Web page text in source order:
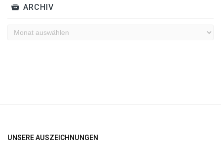
ARCHIV
Archiv
UNSERE AUSZEICHNUNGEN